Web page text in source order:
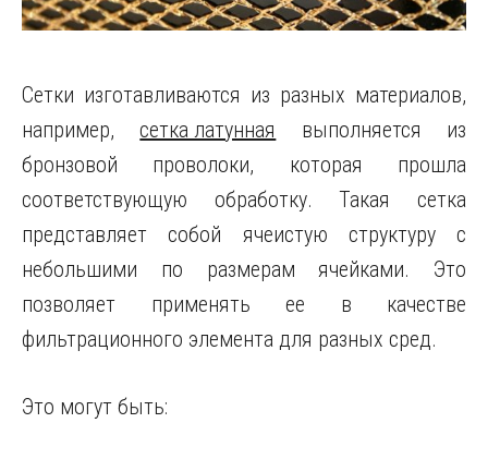
Сетки изготавливаются из разных материалов,
например,сетка латунная выполняется из
бронзовой проволоки, которая прошла
соответствующую обработку. Такая сетка
представляет собой ячеистую структуру с
небольшими по размерам ячейками. Это
позволяет применять ее в качестве
фильтрационного элемента для разных сред.
Это могут быть: